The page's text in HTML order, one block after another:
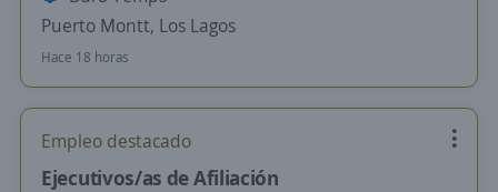
Puerto Montt, Los Lagos
Hace 18 horas
Empleo destacado
Ejecutivos/as de Afiliación